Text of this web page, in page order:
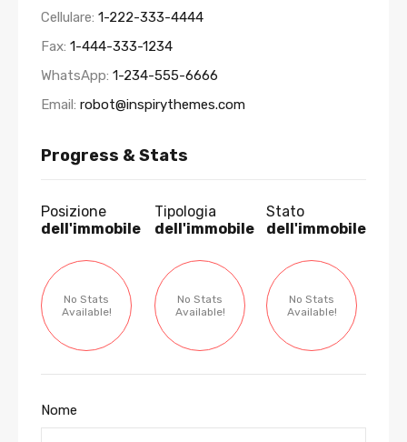
Cellulare: 1-222-333-4444
Fax: 1-444-333-1234
WhatsApp: 1-234-555-6666
Email: robot@inspirythemes.com
Progress & Stats
Posizione
dell'immobile
No Stats
Available!
Tipologia
dell'immobile
No Stats
Available!
Stato
dell'immobile
No Stats
Available!
Nome